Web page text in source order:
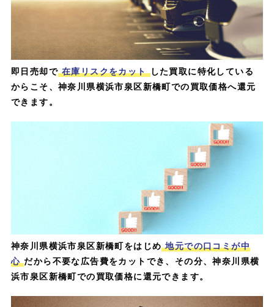
即日売却で 在庫リスクをカット した買取に特化している
からこそ、神奈川県横浜市泉区新橋町での買取価格へ還元
できます。
神奈川県横浜市泉区新橋町をはじめ 地元での口コミが中
心 だから不要な広告費をカットでき、その分、神奈川県横
浜市泉区新橋町での買取価格に還元できます。